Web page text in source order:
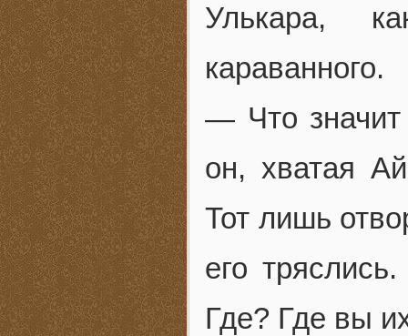
Улькара,
караванного.
— Что
он, хватая
Тот лишь
его
Где? Где вы